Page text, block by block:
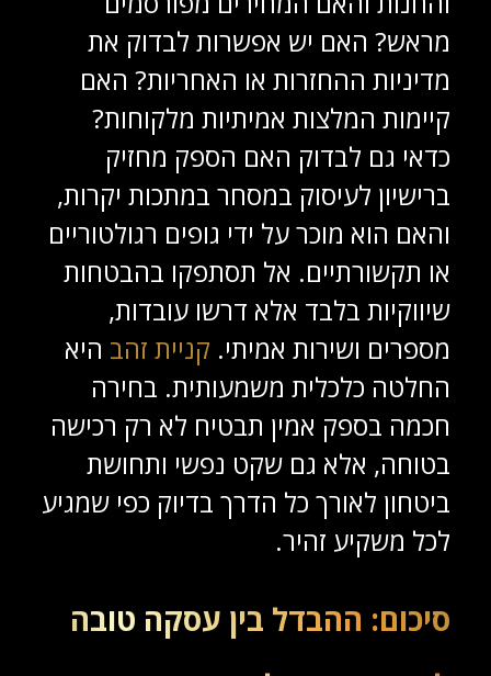
מראש? האם יש אפשרות לבדוק את
מדיניות ההחזרות או האחריות? האם
קיימות המלצות אמיתיות מלקוחות?
כדאי גם לבדוק האם הספק מחזיק
ברישיון לעיסוק במסחר במתכות יקרות,
והאם הוא מוכר על ידי גופים רגולטוריים
או תקשורתיים. אל תסתפקו בהבטחות
שיווקיות בלבד אלא דרשו עובדות,
מספרים ושירות אמיתי. קניית זהב היא
החלטה כלכלית משמעותית. בחירה
חכמה בספק אמין תבטיח לא רק רכישה
בטוחה, אלא גם שקט נפשי ותחושת
ביטחון לאורך כל הדרך בדיוק כפי שמגיע
לכל משקיע זהיר.
סיכום: ההבדל בין עסקה טובה